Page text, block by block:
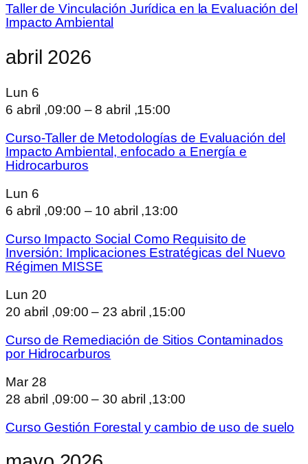
Taller de Vinculación Jurídica en la Evaluación del
Impacto Ambiental
abril 2026
Lun 6
6 abril ,09:00 –8 abril ,15:00
Curso-Taller de Metodologías de Evaluación del
Impacto Ambiental, enfocado a Energía e
Hidrocarburos
Lun 6
6 abril ,09:00 – 10 abril ,13:00
Curso Impacto Social Como Requisito de
Inversión: Implicaciones Estratégicas del Nuevo
Régimen MISSE
Lun 20
20 abril ,09:00 – 23 abril ,15:00
Curso de Remediación de Sitios Contaminados
por Hidrocarburos
Mar 28
28 abril ,09:00 –30 abril ,13:00
Curso Gestión Forestal y cambio de uso de suelo